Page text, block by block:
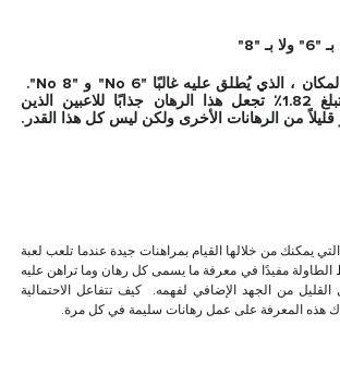
"8"
هذا هو عكس رهان المكان ، الذي يُطلق عليه غالبًا "No 6" و "No 8".
حافة المنزل التي تبلغ 1.82٪ تجعل هذا الرهان جذابًا للاعبين الذين
من الرهانات الأخرى ولكن ليس كل هذا القدر.
يمكنك من خلالها القيام بمراهنات جيدة عندما تلعب لعبة
الطاولة مفيدًا في معرفة ما يسمى كل رهان وما تراهن عليه
من الجهد الإضافي لفهمه. كيف تتفاعل الاحتمالية
هذه المعرفة على عمل رهانات سليمة في كل مرة.